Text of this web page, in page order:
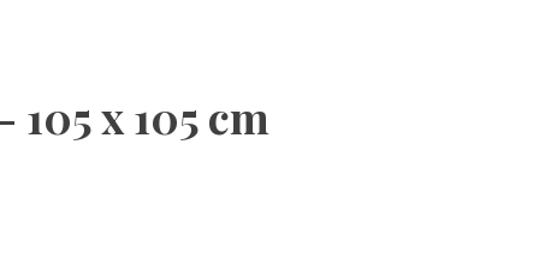
x 105 cm